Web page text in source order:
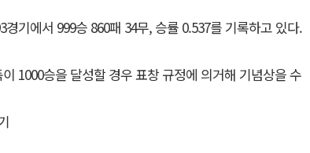
기에서 999승 860패 34무, 승률 0.537를 기록하고 있다.
1000승을 달성할 경우 표창 규정에 의거해 기념상을 수